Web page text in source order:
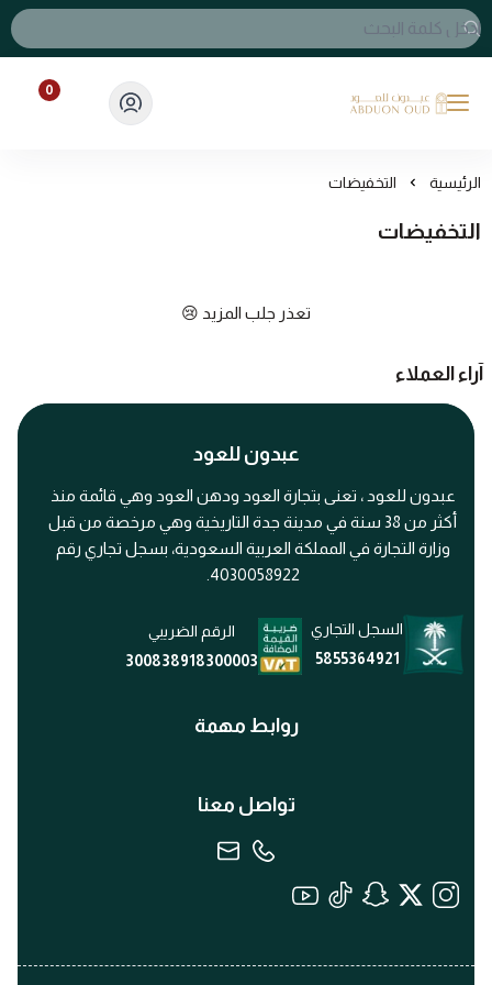
عبدون للعود
0
الرئيسية التخفيضات
التخفيضات
تعذر جلب المزيد 😢
آراء العملاء
عبدون للعود
عبدون للعود ، تعنى بتجارة العود ودهن العود وهي قائمة منذ
أكثر من 38 سنة في مدينة جدة التاريخية وهي مرخصة من قبل
وزارة التجارة في المملكة العربية السعودية، بسجل تجاري رقم
4030058922.
السجل التجاري
5855364921
الرقم الضريبي
300838918300003
روابط مهمة
تواصل معنا